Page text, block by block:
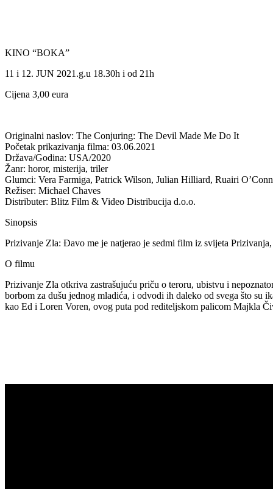
KINO “BOKA”
11 i 12. JUN 2021.g.u 18.30h i od 21h
Cijena 3,00 eura
Originalni naslov: The Conjuring: The Devil Made Me Do It
Početak prikazivanja filma: 03.06.2021
Država/Godina: USA/2020
Žanr: horor, misterija, triler
Glumci: Vera Farmiga, Patrick Wilson, Julian Hilliard, Ruairi
Režiser: Michael Chaves
Distributer: Blitz Film & Video Distribucija d.o.o.
Sinopsis
Prizivanje Zla: Đavo me je natjerao je sedmi film iz svijeta
O filmu
Prizivanje Zla otkriva zastrašujuću priču o teroru, ubistvu i
borbom za dušu jednog mladića, i odvodi ih daleko od svega što su
kao Ed i Loren Voren, ovog puta pod rediteljskom palicom Majkla